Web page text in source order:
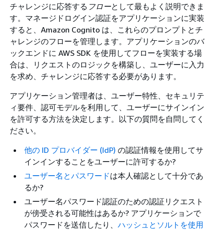
チャレンジに応答する フローとして最もよく説明できま
す。マネージドログイン認証をアプリケーションに実装
すると、Amazon Cognito は、これらのプロンプトとチ
ャレンジのフローを管理します。アプリケーションのバ
ックエンドに AWS SDK を使用してフローを実装する場
合は、リクエストのロジックを構築し、ユーザーに入力
を求め、チャレンジに応答する必要があります。
アプリケーション管理者は、ユーザー特性、セキュリテ
ィ要件、認可モデルを利用して、ユーザーにサインイン
を許可する方法を決定します。以下の質問を自問してく
ださい。
他の ID プロバイダー (IdP) の認証情報を使用してサ
インインすることをユーザーに許可するか?
ユーザー名とパスワードは本人確認として十分であ
るか?
ユーザー名パスワード認証のための認証リクエスト
が傍受される可能性はあるか? アプリケーションで
パスワードを送信したり、 ハッシュとソルトを使用